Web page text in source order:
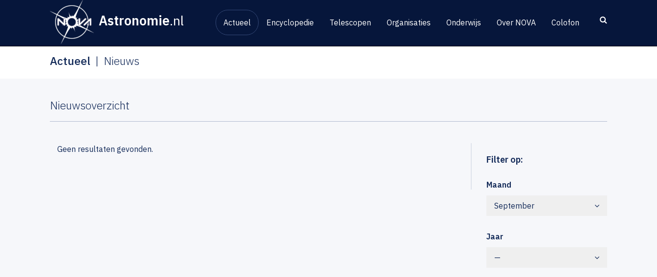
Astronomie.nl Actueel Encyclopedie Telescopen Organisaties Onderwijs Over NOVA Colofon
Actueel Nieuws
Nieuwsoverzicht
Filter op:
Maand
September
Jaar
—
Geen resultaten gevonden.